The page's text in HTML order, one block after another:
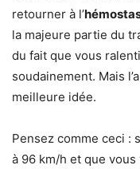
retourner à l’
la majeure partie du
du fait que vous
soudainement. Mais
meilleure idée.
Pensez comme ceci :
à 96 km/h et que